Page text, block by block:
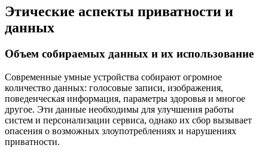
Этические аспекты приватности и
данных
Объем собираемых данных и их использование
Современные умные устройства собирают огромное
количество данных: голосовые записи, изображения,
поведенческая информация, параметры здоровья и многое
другое. Эти данные необходимы для улучшения работы
систем и персонализации сервиса, однако их сбор вызывает
опасения о возможных злоупотреблениях и нарушениях
приватности.